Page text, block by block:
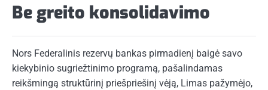
Be greito konsolidavimo
Nors Federalinis rezervų bankas pirmadienį baigė savo
kiekybinio sugriežtinimo programą, pašalindamas
reikšmingą struktūrinį priešpriešinį vėją, Limas pažymėjo,